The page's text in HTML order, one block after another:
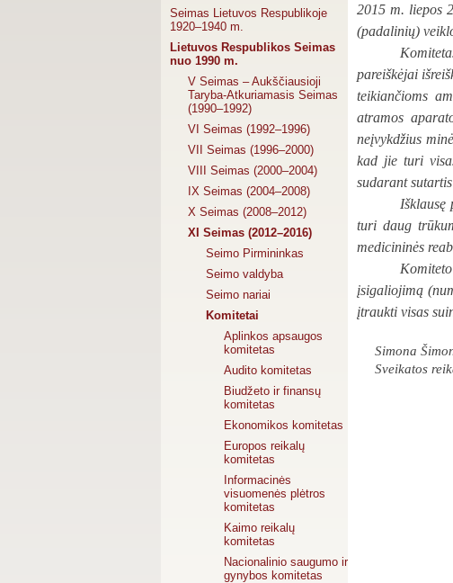
Seimas Lietuvos Respublikoje
1920–1940 m.
Lietuvos Respublikos Seimas
nuo 1990 m.
V Seimas – Aukščiausioji
Taryba-Atkuriamasis Seimas
(1990–1992)
VI Seimas (1992–1996)
VII Seimas (1996–2000)
VIII Seimas (2000–2004)
IX Seimas (2004–2008)
X Seimas (2008–2012)
XI Seimas (2012–2016)
Seimo Pirmininkas
Seimo valdyba
Seimo nariai
Komitetai
Aplinkos apsaugos
komitetas
Audito komitetas
Biudžeto ir finansų
komitetas
Ekonomikos komitetas
Europos reikalų
komitetas
Informacinės
visuomenės plėtros
komitetas
Kaimo reikalų
komitetas
Nacionalinio saugumo ir
gynybos komitetas
2015 m. liepos
(padalinių)
pareiškėjai
teikiančioms
atramos
neįvykdžius
kad jie turi
sudarant
Išklausę
turi daug
medicininės
įsigaliojimą
įtraukti visas
Simona
Sveikatos